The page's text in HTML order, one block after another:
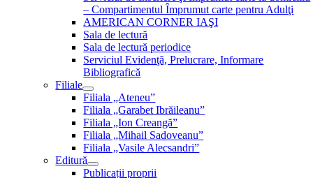
– Compartimentul Împrumut carte pentru Adulţi
AMERICAN CORNER IAŞI
Sala de lectură
Sala de lectură periodice
Serviciul Evidenţă, Prelucrare, Informare
Bibliografică
Filiale
Filiala „Ateneu”
Filiala „Garabet Ibrăileanu”
Filiala „Ion Creangă”
Filiala „Mihail Sadoveanu”
Filiala „Vasile Alecsandri”
Editură
Publicații proprii